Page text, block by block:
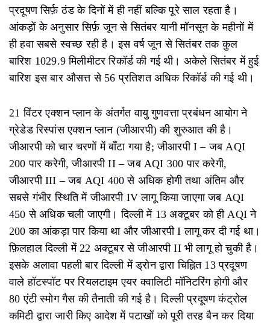
प्रदूषण सिर्फ़ ठंड के दिनों में ही नहीं बल्कि पूरे साल रहता है।
आंकड़ों के अनुसार सिर्फ़ जून से सितंबर यानी मॉनसून के महीनों में
ही हवा सबसे स्वच्छ रही है। इस वर्ष जून से सितंबर तक कुल
बारिश 1029.9 मिलीमीटर रिकॉर्ड की गई थी। अकेले सितंबर में हुई
बारिश इस बार औसत्त से 56 प्रतिशत अधिक रिकॉर्ड की गई थी।
21 विंटर एक्शन प्लान के अंतर्गत वायु गुणवत्ता प्रबंधन आयोग ने
ग्रेडेड रिस्पांस एक्शन प्लान (जीआरपी) की शुरुआत की है।
जीआरपी को चार चरणों में बाँटा गया है; जीआरपी I – जब AQI
200 पार करेगी, जीआरपी II – जब AQI 300 पार करेगी,
जीआरपी III – जब AQI 400 से अधिक होगी तथा अंतिम और
सबसे गंभीर स्थिति में जीआरपी IV लागू किया जाएगा जब AQI
450 से अधिक चली जाएगी। दिल्ली में 13 अक्टूबर को ही AQI ने
200 का आंकड़ा पार किया था और जीआरपी I लागू कर दी गई था।
फ़िलहाल दिल्ली में 22 अक्टूबर से जीआरपी II भी लागू हो चुकी है।
इसके अलावा पहली बार दिल्ली में ड्रोन द्वारा चिह्नित 13 प्रदूषण
वाले हॉटस्पॉट पर रियलटाइम एयर क्वालिटी मॉनिटरिंग होगी और
80 एंटी स्मोग गैस की तैनाती की गई है। दिल्ली प्रदूषण कंट्रोल
कमिटी द्वारा जारी किए आदेश में पटाखों को पूरी तरह बैन कर दिया